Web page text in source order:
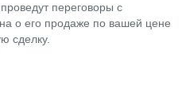
переговоры с
о его продаже по вашей цене
сделку.